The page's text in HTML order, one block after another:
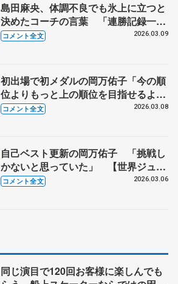
島田麻央、体調不良でも氷上に立つと
決めたコーチの言葉 「連勝記録一度
背負わなくてよくなり、気持ち楽
コメント全文 2026.03.09
初出場で初メダルの岡万佑子「今の順
位よりもっと上の順位を目指せるよう
に頑張りたい」【世界ジュニア選手権
コメント全文 2026.03.08
自己ベスト更新の岡万佑子 「挑戦し
かないと思っていた」 【世界ジュニ
ア選手権女子SP後、メダル授与プレ
コメント全文 2026.03.06
同じ演目で120回お客様に楽しんでも